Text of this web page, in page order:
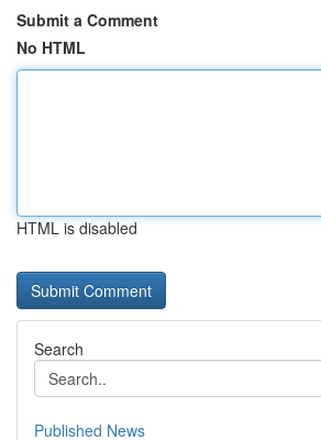
Submit a Comment
No HTML
HTML is disabled
Search
Published News